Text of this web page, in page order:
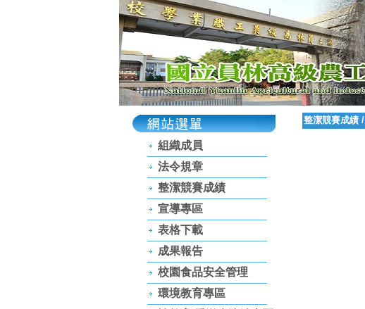
組織成員
法令規章
整潔競賽成績
宣導專區
表格下載
成果報告
校園食品安全管理
環境教育專區
整潔競賽成績/